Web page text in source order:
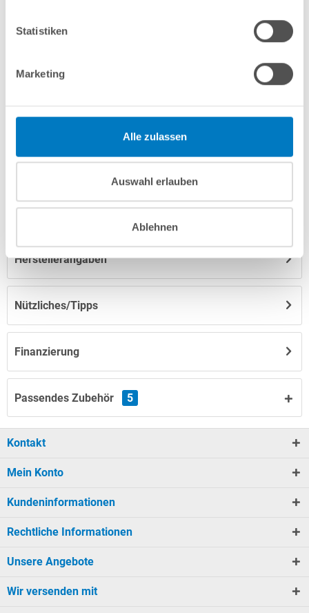
Statistiken
Marketing
Alle zulassen
Auswahl erlauben
Ablehnen
Vergleichen Merken
info(at)poolsana.de Anfrageformular
Produktbeschreibung
Finanzierung
Anleitungen/Datenblätter
Herstellerangaben
Nützliches/Tipps
Passendes Zubehör 5
Kontakt
Mein Konto
Kundeninformationen
Rechtliche Informationen
Unsere Angebote
Wir versenden mit